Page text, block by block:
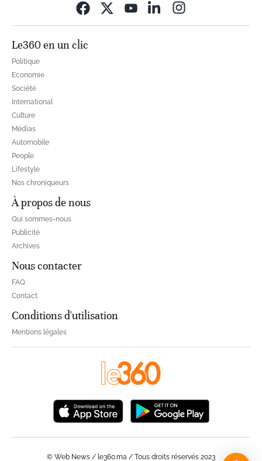
Le360 en un clic
Politique
Economie
Société
International
Culture
Médias
Automobile
People
Lifestyle
Nos chroniqueurs
À propos de nous
Qui sommes-nous
Publicité
Archives
Nous contacter
FAQ
Contact
Conditions d'utilisation
Mentions légales
© Web News / le360.ma / Tous droits réservés 2023